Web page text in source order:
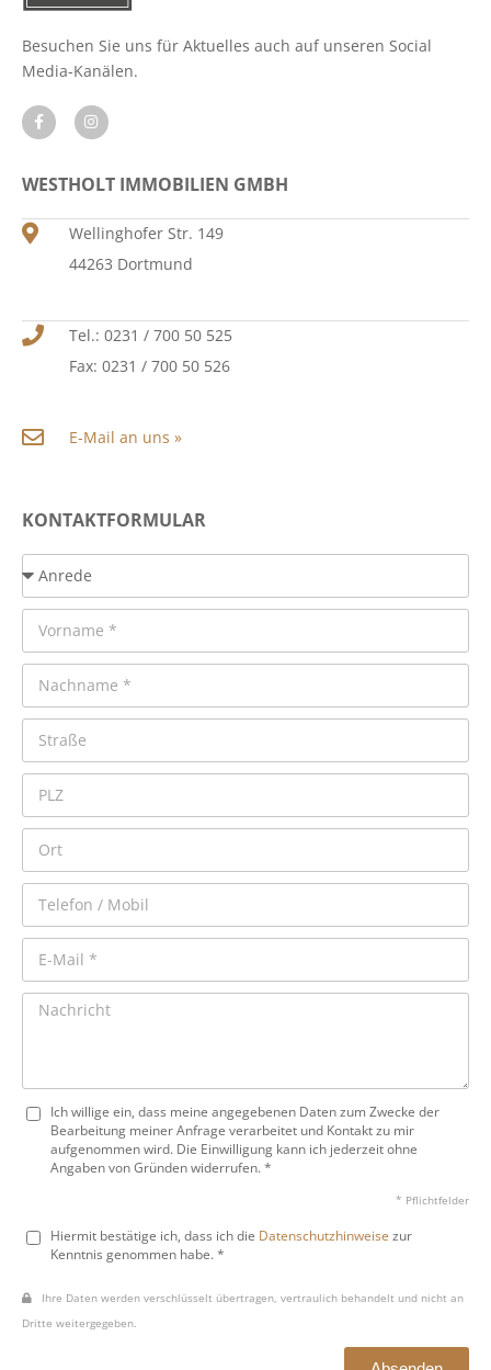
Besuchen Sie uns für Aktuelles auch auf unseren Social
Media-Kanälen.
WESTHOLT IMMOBILIEN GMBH
Wellinghofer Str. 149
44263 Dortmund
Tel.: 0231 / 700 50 525
Fax: 0231 / 700 50 526
E-Mail an uns »
KONTAKTFORMULAR
Ich willige ein, dass meine angegebenen Daten zum Zwecke der
Bearbeitung meiner Anfrage verarbeitet und Kontakt zu mir
aufgenommen wird. Die Einwilligung kann ich jederzeit ohne
Angaben von Gründen widerrufen. *
* Pflichtfelder
Hiermit bestätige ich, dass ich die Datenschutzhinweise zur
Kenntnis genommen habe. *
Ihre Daten werden verschlüsselt übertragen, vertraulich behandelt und nicht an
Dritte weitergegeben.